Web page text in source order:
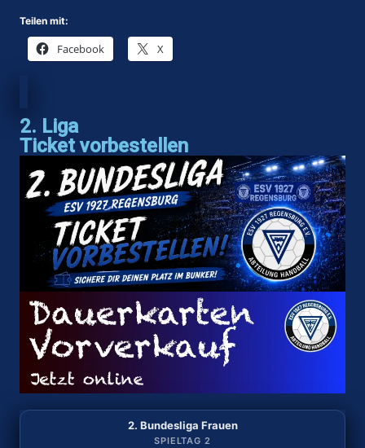
Teilen mit:
Facebook X
2. Liga
Ticket vorbestellen
2. Bundesliga Frauen
SPIELTAG 1
2. Bundesliga Frauen
SPIELTAG 2